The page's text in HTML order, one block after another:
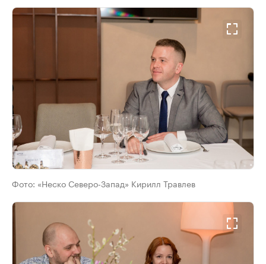
Фото: «Неско Северо-Запад» Кирилл Травлев